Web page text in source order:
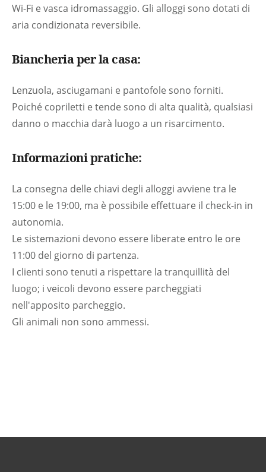
Wi-Fi e vasca idromassaggio. Gli alloggi sono dotati di
aria condizionata reversibile.
Biancheria per la casa:
Lenzuola, asciugamani e pantofole sono forniti.
Poiché copriletti e tende sono di alta qualità, qualsiasi
danno o macchia darà luogo a un risarcimento.
Informazioni pratiche:
La consegna delle chiavi degli alloggi avviene tra le
15:00 e le 19:00, ma è possibile effettuare il check-in in
autonomia.
Le sistemazioni devono essere liberate entro le ore
11:00 del giorno di partenza.
I clienti sono tenuti a rispettare la tranquillità del
luogo; i veicoli devono essere parcheggiati
nell'apposito parcheggio.
Gli animali non sono ammessi.